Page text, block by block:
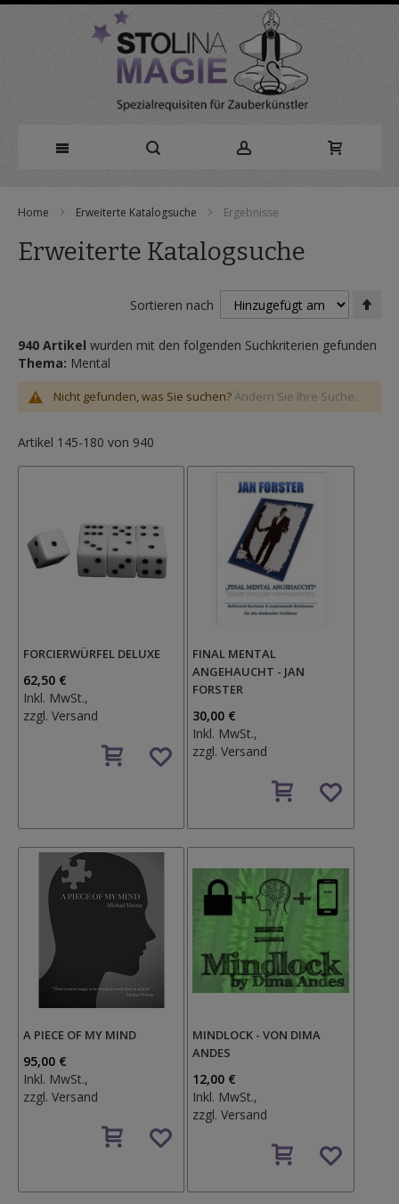
zum
Inhalt
Home Erweiterte Katalogsuche Ergebnisse
Erweiterte Katalogsuche
940 Artikel wurden mit den folgenden Suchkriterien gefunden
Thema: Mental
Nicht gefunden, was Sie suchen? Ändern Sie Ihre Suche.
Artikel 145-180 von 940
Sortieren nach
FORCIERWÜRFEL DELUXE
62,50 €
Inkl. MwSt.,
zzgl. Versand
den
FINAL MENTAL
ANGEHAUCHT - JAN
FORSTER
30,00 €
Inkl. MwSt.,
zzgl.Versand
den
A PIECE OF MY MIND
95,00 €
Inkl. MwSt.,
zzgl. Versand
den
MINDLOCK - VON DIMA
ANDES
12,00 €
Inkl. MwSt.,
zzgl.Versand
den